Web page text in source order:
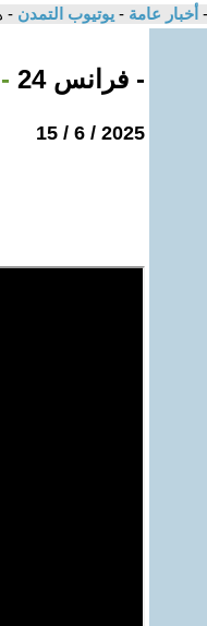
- أخبار عامة - يوتيوب التمدن -
- فرانس 24
2025 / 6 / 15